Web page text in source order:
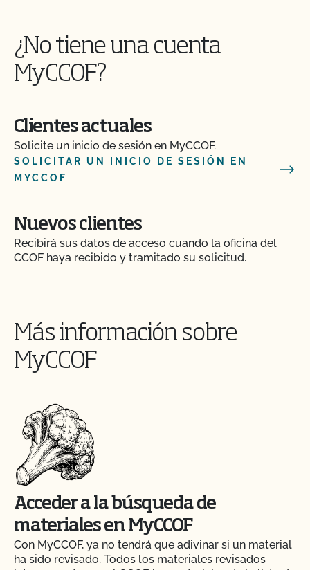
¿No tiene una cuenta
MyCCOF?
Clientes actuales
Solicite un inicio de sesión en MyCCOF.
SOLICITAR UN INICIO DE SESIÓN EN
MYCCOF
Nuevos clientes
Recibirá sus datos de acceso cuando la oficina del
CCOF haya recibido y tramitado su solicitud.
Más información sobre
MyCCOF
Acceder a la búsqueda de
materiales en MyCCOF
Con MyCCOF, ya no tendrá que adivinar si un material
ha sido revisado. Todos los materiales revisados